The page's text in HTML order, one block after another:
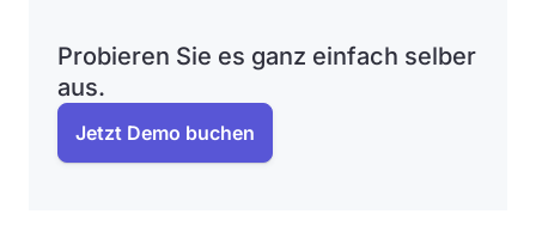
Probieren Sie es ganz einfach selber
aus.
Jetzt Demo buchen